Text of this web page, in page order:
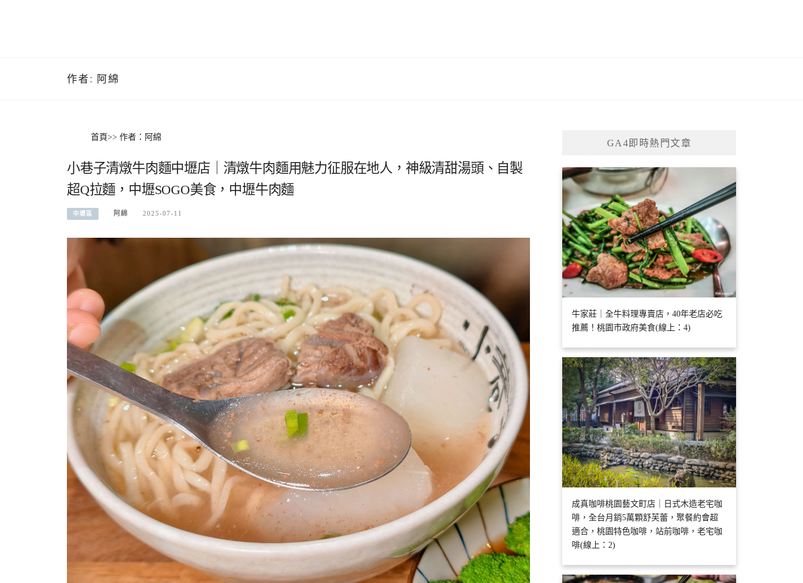
作者: 阿綿
首頁>> 作者：阿綿
小巷子清燉牛肉麵中壢店｜清燉牛肉麵用魅力征服在地人，神級清甜湯頭、自製
超Q拉麵，中壢SOGO美食，中壢牛肉麵
中壢區 阿綿 2025-07-11
GA4即時熱門文章
牛家莊｜全牛料理專賣店，40年老店必吃
推薦！桃園市政府美食(線上：4)
成真咖啡桃園藝文町店｜日式木造老宅咖
啡，全台月銷5萬顆舒芙蕾，聚餐約會超
適合，桃園特色咖啡，站前咖啡，老宅咖
啡(線上：2)